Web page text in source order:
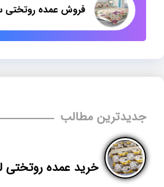
جدیدترین مطالب